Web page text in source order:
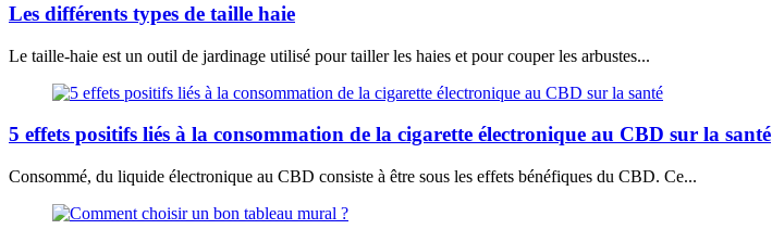
Les différents types de taille haie
Le taille-haie est un outil de jardinage utilisé pour tailler les haies et pour couper les arbustes...
5 effets positifs liés à la consommation de la cigarette électronique au CBD sur la santé
Consommé, du liquide électronique au CBD consiste à être sous les effets bénéfiques du CBD. Ce...